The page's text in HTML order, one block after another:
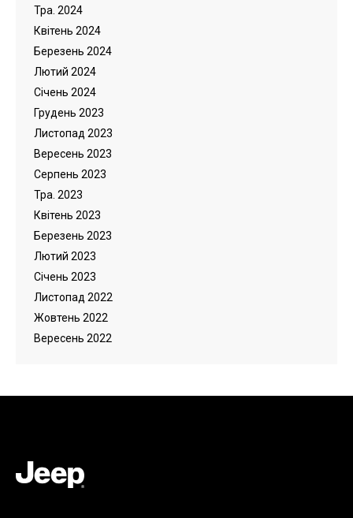
Тра. 2024
Квітень 2024
Березень 2024
Лютий 2024
Cічень 2024
Грудень 2023
Листопад 2023
Вересень 2023
Серпень 2023
Тра. 2023
Квітень 2023
Березень 2023
Лютий 2023
Cічень 2023
Листопад 2022
Жовтень 2022
Вересень 2022